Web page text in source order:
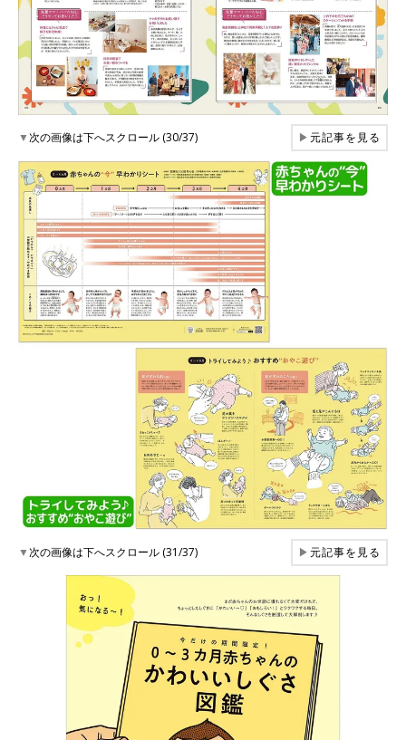
▼次の画像は下へスクロール (30/37) ▶元記事を見る
▼次の画像は下へスクロール (31/37) ▶元記事を見る